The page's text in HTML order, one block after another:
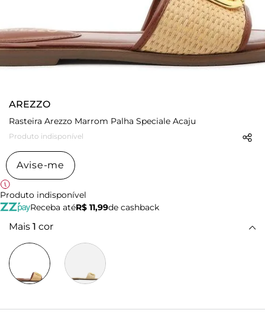
AREZZO
Rasteira Arezzo Marrom Palha Speciale Acaju
Produto indisponível
Avise-me
Produto indisponível
Receba atéR$ 11,99de cashback
Mais 1 cor